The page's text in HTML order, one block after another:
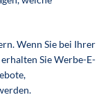
Wenn Sie bei Ihrer
Sie Werbe-E-